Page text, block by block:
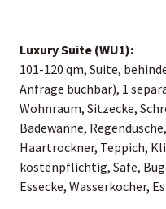
Luxury Suite (WU1):
101-120 qm, Suite,
Anfrage buchbar), 1
Wohnraum, Sitzecke,
Badewanne,
Haartrockner, Teppich,
kostenpflichtig, Safe,
Essecke, Wasserkocher,